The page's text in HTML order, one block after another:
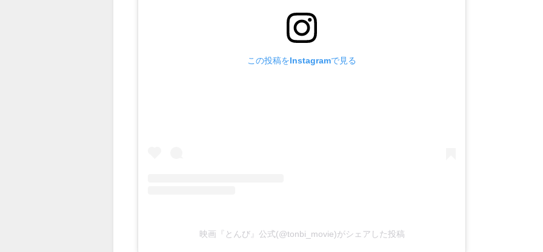
この投稿をInstagramで見る
映画『とんび』公式(@tonbi_movie)がシェアした投稿